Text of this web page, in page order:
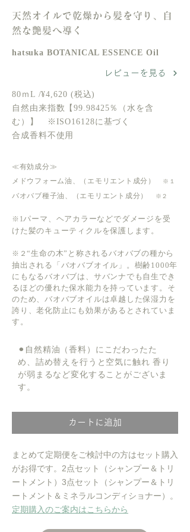
天然オイルで乾燥から髪を守り、自
然な艶髪へ導く
hatsuka BOTANICAL ESSENCE Oil
レビューを見る
80ｍL /¥4,620 (税込)
自然由来指数【99.98425％（水を含
む）】 ※ISO16128に基づく
合成香料不使用
≪有効成分≫
メドウフォーム油、（エモリエント成分）
※１
バオバブ種子油、（エモリエント成分） ※２
※1パーマ、ヘアカラーなどでダメージを受
けた髪のキューティクルを保護します。
※２“生命の木”と称されるバオバブの種から
抽出される「バオバブオイル」。樹齢1000年
にもなるバオバブは、サバンナでも自生でき
るほどの優れた保水能力を持っています。そ
のため、バオバブオイルは卓越した保湿力を
誇り、老化防止にも効果があるとされていま
す。
​⚫︎ 自然精油（香料）にこだわったた
め、詰め替えを行うと空気に触れ 香り
が弱まるなど変化することがございま
す。
カートに追加
まとめて定期便をご検討中の方はセット購入
がお得です。2点セット（シャンプー＆トリ
ートメント）3点セット（シャンプー＆トリ
ートメント＆ミネラルコンディショナー）。
​定期購入のご案内はこちらから